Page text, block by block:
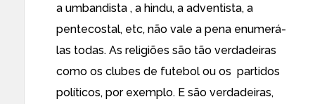
a umbandista , a hindu, a adventista, a
pentecostal, etc, não vale a pena enumerá-
las todas. As religiões são tão verdadeiras
como os clubes de futebol ou os partidos
políticos, por exemplo. E são verdadeiras,